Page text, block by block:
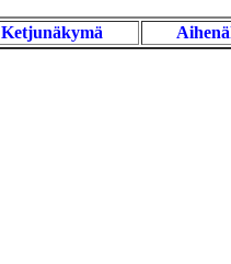
Ketjunäkymä